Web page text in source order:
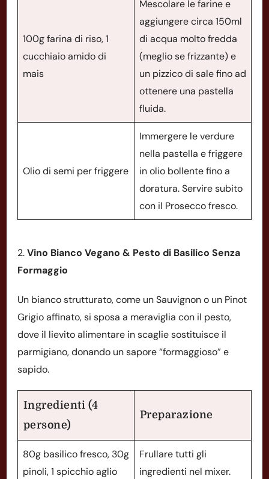
100g farina di riso, 1
cucchiaio amido di
mais
Mescolare le farine e
aggiungere circa 150ml
di acqua molto fredda
(meglio se frizzante) e
un pizzico di sale fino ad
ottenere una pastella
fluida.
Olio di semi per friggere
Immergere le verdure
nella pastella e friggere
in olio bollente fino a
doratura. Servire subito
con il Prosecco fresco.
2.Vino Bianco Vegano & Pesto di Basilico Senza
Formaggio
Un bianco strutturato, come un Sauvignon o un Pinot
Grigio affinato, si sposa a meraviglia con il pesto,
dove il lievito alimentare in scaglie sostituisce il
parmigiano, donando un sapore “formaggioso” e
sapido.
Ingredienti (4
persone)
Preparazione
80g basilico fresco, 30g
pinoli, 1 spicchio aglio
Frullare tutti gli
ingredienti nel mixer.